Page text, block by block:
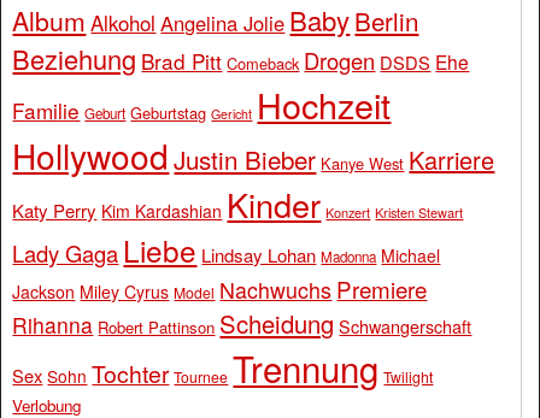
Album Alkohol Angelina Jolie BabyBerlin
Beziehung Brad Pitt Comeback Drogen DSDS Ehe
Familie Geburt Geburtstag Gericht Hochzeit
Hollywood Justin Bieber Kanye West Karriere
Katy Perry Kim Kardashian Kinder Konzert Kristen Stewart
Lady Gaga Liebe Lindsay Lohan Madonna Michael
Jackson Miley Cyrus Model Nachwuchs Premiere
Rihanna Robert Pattinson Scheidung Schwangerschaft
Sex Sohn Tochter Tournee Trennung Twilight
Verlobung